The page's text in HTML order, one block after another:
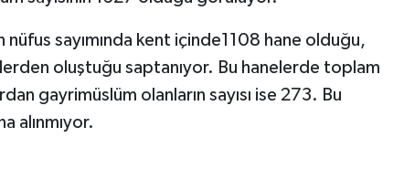
nüfus sayımında kent içinde1108 hane olduğu,
oluştuğu saptanıyor. Bu hanelerde toplam
gayrimüslüm olanların sayısı ise 273. Bu
alınmıyor.